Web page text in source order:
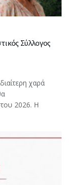
Σύλλογος
χαρά
2026. Η